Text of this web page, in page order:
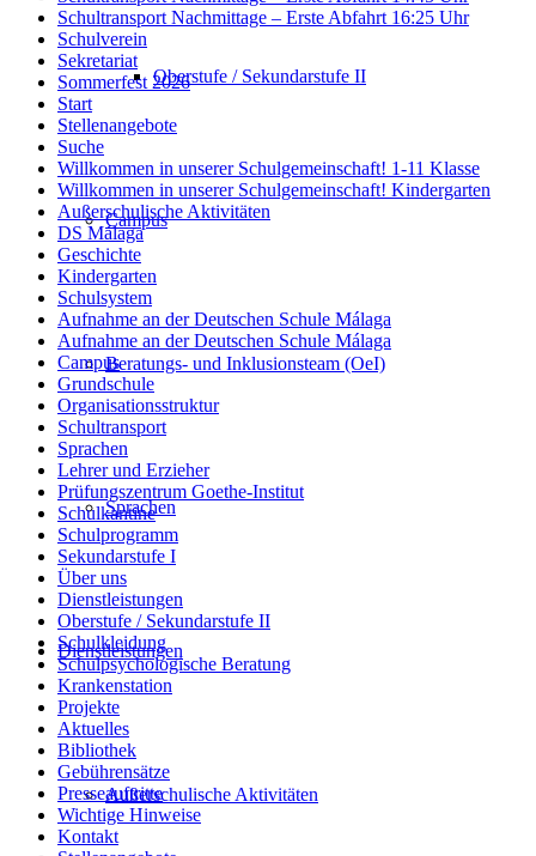
Oberstufe / Sekundarstufe II
Campus
Beratungs- und Inklusionsteam (OeI)
Sprachen
Dienstleistungen
Außerschulische Aktivitäten
Schultransport Nachmittage – Erste Abfahrt 16:25 Uhr
Schulverein
Sekretariat
Sommerfest 2026
Start
Stellenangebote
Suche
Willkommen in unserer Schulgemeinschaft! 1-11 Klasse
Willkommen in unserer Schulgemeinschaft! Kindergarten
Außerschulische Aktivitäten
DS Málaga
Geschichte
Kindergarten
Schulsystem
Aufnahme an der Deutschen Schule Málaga
Aufnahme an der Deutschen Schule Málaga
Campus
Grundschule
Organisationsstruktur
Schultransport
Sprachen
Lehrer und Erzieher
Prüfungszentrum Goethe-Institut
Schulkantine
Schulprogramm
Sekundarstufe I
Über uns
Dienstleistungen
Oberstufe / Sekundarstufe II
Schulkleidung
Schulpsychologische Beratung
Krankenstation
Projekte
Aktuelles
Bibliothek
Gebührensätze
Presseauftritte
Wichtige Hinweise
Kontakt